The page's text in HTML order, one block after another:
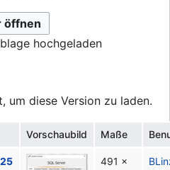
öffnen
hochgeladen
um diese Version zu laden.
Vorschaubild Maße
491 ×